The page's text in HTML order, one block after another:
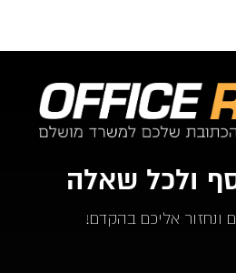
ולכל שאלה
ונחזור אליכם בהקדם!